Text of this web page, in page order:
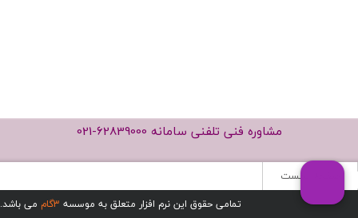
مشاوره فنی تلفنی سامانه 021-62839000
صفحه نخست
تمامی حقوق این نرم افزار متعلق به موسسه 3گام می باشد.